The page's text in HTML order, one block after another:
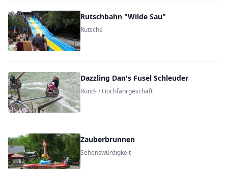
Rutschbahn "Wilde Sau"
Rutsche
Dazzling Dan's Fusel Schleuder
Rund- / Hochfahrgeschäft
Zauberbrunnen
Sehenswürdigkeit